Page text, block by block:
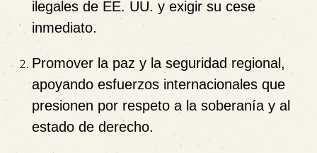
ilegales de EE. UU. y exigir su cese
inmediato.
Promover la paz y la seguridad regional,
apoyando esfuerzos internacionales que
presionen por respeto a la soberanía y al
estado de derecho.